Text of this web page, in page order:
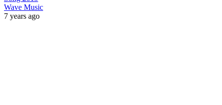
Wave Music
7 years ago